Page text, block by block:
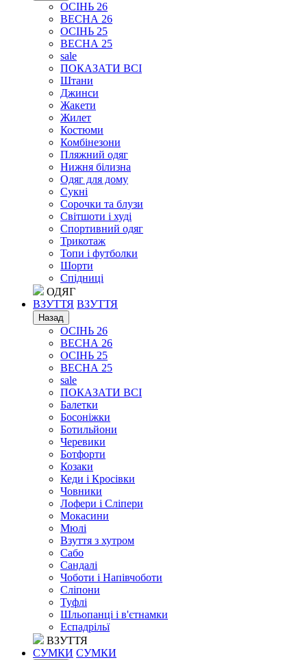
ОСІНЬ 26
ВЕСНА 26
ОСІНЬ 25
ВЕСНА 25
sale
ПОКАЗАТИ ВСІ
Штани
Джинси
Жакети
Жилет
Костюми
Комбінезони
Пляжний одяг
Нижня білизна
Одяг для дому
Сукні
Сорочки та блузи
Світшоти і худі
Спортивний одяг
Трикотаж
Топи і футболки
Шорти
Спідниці
ОДЯГ
ВЗУТТЯ ВЗУТТЯ
Назад
ОСІНЬ 26
ВЕСНА 26
ОСІНЬ 25
ВЕСНА 25
sale
ПОКАЗАТИ ВСІ
Балетки
Босоніжки
Ботильйони
Черевики
Ботфорти
Козаки
Кеди і Кросівки
Човники
Лофери і Сліпери
Мокасини
Мюлі
Взуття з хутром
Сабо
Сандалі
Чоботи і Напівчоботи
Сліпони
Туфлі
Шльопанці і в'єтнамки
Еспадрільї
ВЗУТТЯ
СУМКИ СУМКИ